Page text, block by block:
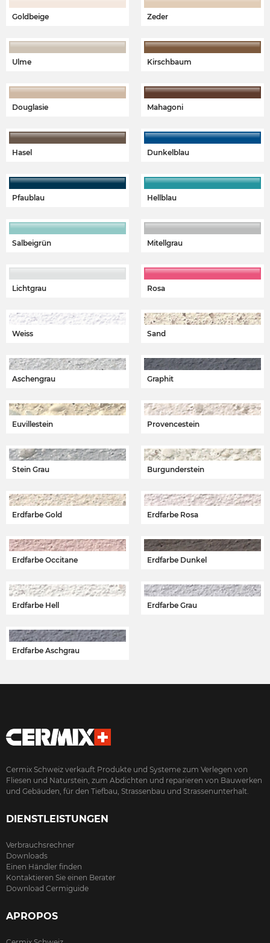
Goldbeige Zeder
Ulme Kirschbaum
Douglasie Mahagoni
Hasel Dunkelblau
Pfaublau Hellblau
Salbeigrün Mitellgrau
Lichtgrau Rosa
Weiss Sand
Aschengrau Graphit
Euvillestein Provencestein
Stein Grau Burgunderstein
Erdfarbe Gold Erdfarbe Rosa
Erdfarbe Occitane Erdfarbe Dunkel
Erdfarbe Hell Erdfarbe Grau
Erdfarbe Aschgrau
Cermix Schweiz verkauft Produkte und Systeme zum Verlegen von
Fliesen und Naturstein, zum Abdichten und reparieren von Bauwerken
und Gebäuden, für den Tiefbau, Strassenbau und Strassenunterhalt.
DIENSTLEISTUNGEN
Verbrauchsrechner
Downloads
Einen Händler finden
Kontaktieren Sie einen Berater
Download Cermiguide
APROPOS